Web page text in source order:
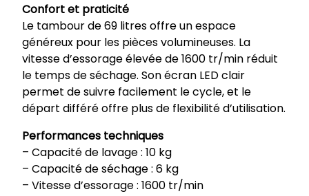
Confort et praticité
Le tambour de 69 litres offre un espace
généreux pour les pièces volumineuses. La
vitesse d’essorage élevée de 1600 tr/min réduit
le temps de séchage. Son écran LED clair
permet de suivre facilement le cycle, et le
départ différé offre plus de flexibilité d’utilisation.
Performances techniques
– Capacité de lavage : 10 kg
– Capacité de séchage : 6 kg
– Vitesse d’essorage : 1600 tr/min